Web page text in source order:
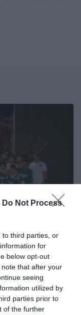
Do Not Process
to third parties, or
for
below opt-out
that after your
seeing
utilized by
parties prior to
of the further
και έχει
σύνορα. Είναι
ομάδες που
Συλλόγου